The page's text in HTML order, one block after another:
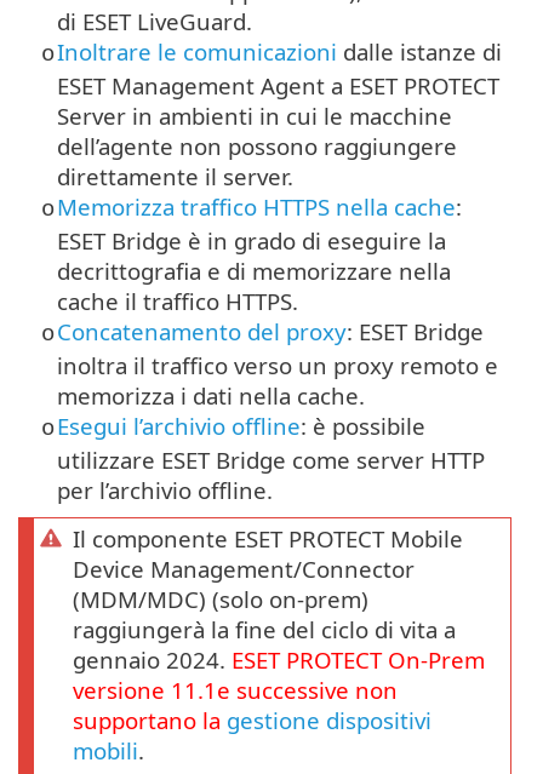
di ESET LiveGuard.
oInoltrare le comunicazioni dalle istanze di
ESET Management Agent a ESET PROTECT
Server in ambienti in cui le macchine
dell’agente non possono raggiungere
direttamente il server.
oMemorizza traffico HTTPS nella cache:
ESET Bridge è in grado di eseguire la
decrittografia e di memorizzare nella
cache il traffico HTTPS.
oConcatenamento del proxy: ESET Bridge
inoltra il traffico verso un proxy remoto e
memorizza i dati nella cache.
oEsegui l’archivio offline: è possibile
utilizzare ESET Bridge come server HTTP
per l’archivio offline.
Il componente ESET PROTECT Mobile
Device Management/Connector
(MDM/MDC) (solo on-prem)
raggiungerà la fine del ciclo di vita a
gennaio 2024. ESET PROTECT On-Prem
versione 11.1 e successive non
supportano la gestione dispositivi
mobili.